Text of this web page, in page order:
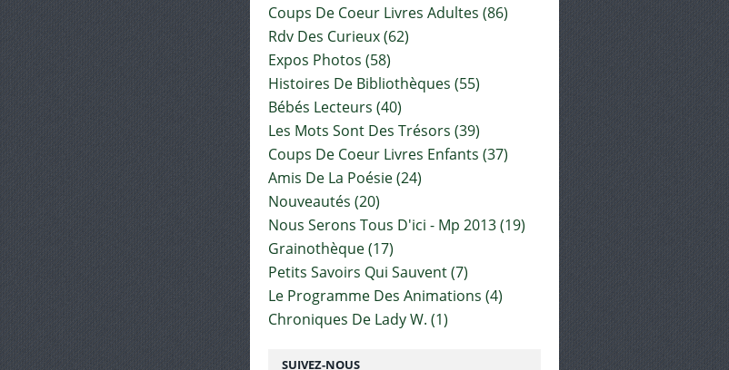
SUIVEZ-NOUS
Coups De Coeur Livres Adultes (86)
Rdv Des Curieux(62)
Expos Photos (58)
Histoires De Bibliothèques (55)
Bébés Lecteurs (40)
Les Mots Sont Des Trésors (39)
Coups De Coeur Livres Enfants (37)
Amis De La Poésie(24)
Nouveautés (20)
Nous Serons Tous D'ici - Mp 2013(19)
Grainothèque(17)
Petits Savoirs Qui Sauvent(7)
Le Programme Des Animations (4)
Chroniques De Lady W. (1)